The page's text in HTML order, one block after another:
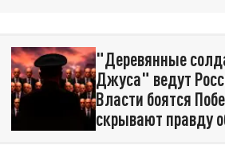
"Деревянные
Джуса" ведут
Власти боятся
скрывают правду